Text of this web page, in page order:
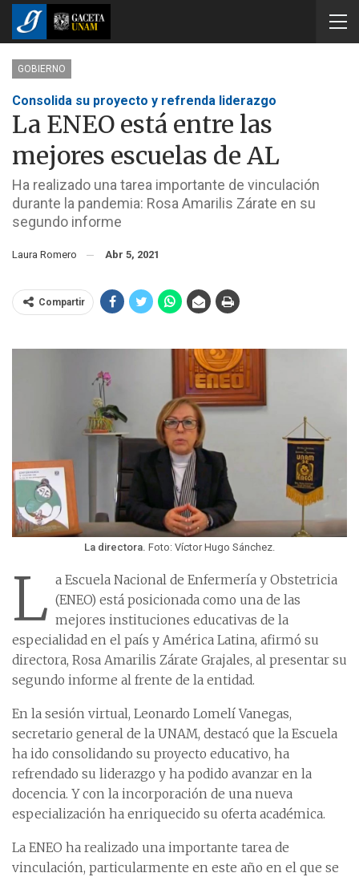
GOBIERNO
Consolida su proyecto y refrenda liderazgo
La ENEO está entre las
mejores escuelas de AL
Ha realizado una tarea importante de vinculación
durante la pandemia: Rosa Amarilis Zárate en su
segundo informe
Laura Romero Abr 5, 2021
Compartir
La directora. Foto: Víctor Hugo Sánchez.
L a Escuela Nacional de Enfermería y Obstetricia
(ENEO) está posicionada como una de las
mejores instituciones educativas de la
especialidad en el país y América Latina, afirmó su
directora, Rosa Amarilis Zárate Grajales, al presentar su
segundo informe al frente de la entidad.
En la sesión virtual, Leonardo Lomelí Vanegas,
secretario general de la UNAM, destacó que la Escuela
ha ido consolidando su proyecto educativo, ha
refrendado su liderazgo y ha podido avanzar en la
docencia. Y con la incorporación de una nueva
especialización ha enriquecido su oferta académica.
La ENEO ha realizado una importante tarea de
vinculación, particularmente en este año en el que se